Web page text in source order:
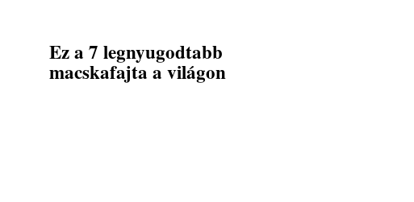
Ez a 7 legnyugodtabb
macskafajta a világon